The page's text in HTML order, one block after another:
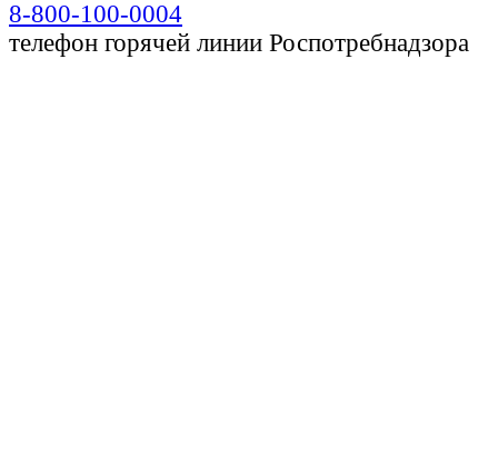
8-800-100-0004
телефон горячей линии Роспотребнадзора